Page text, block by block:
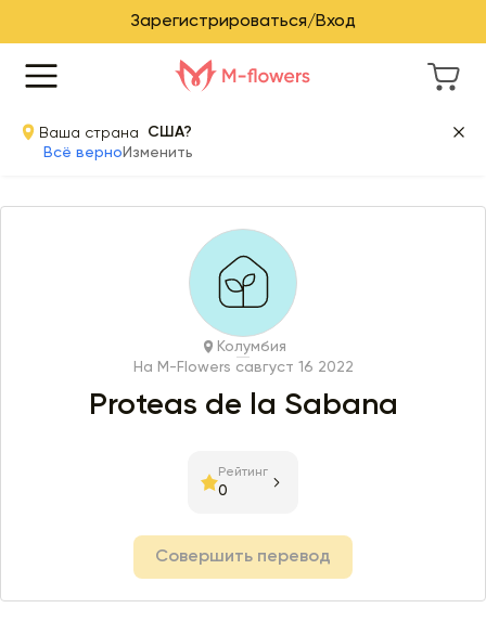
Зарегистрироваться/Вход
Ваша страна
США?
Всё верно Изменить
Колумбия
На M-Flowers савгуст 16 2022
Proteas de la Sabana
Рейтинг
0
Совершить перевод